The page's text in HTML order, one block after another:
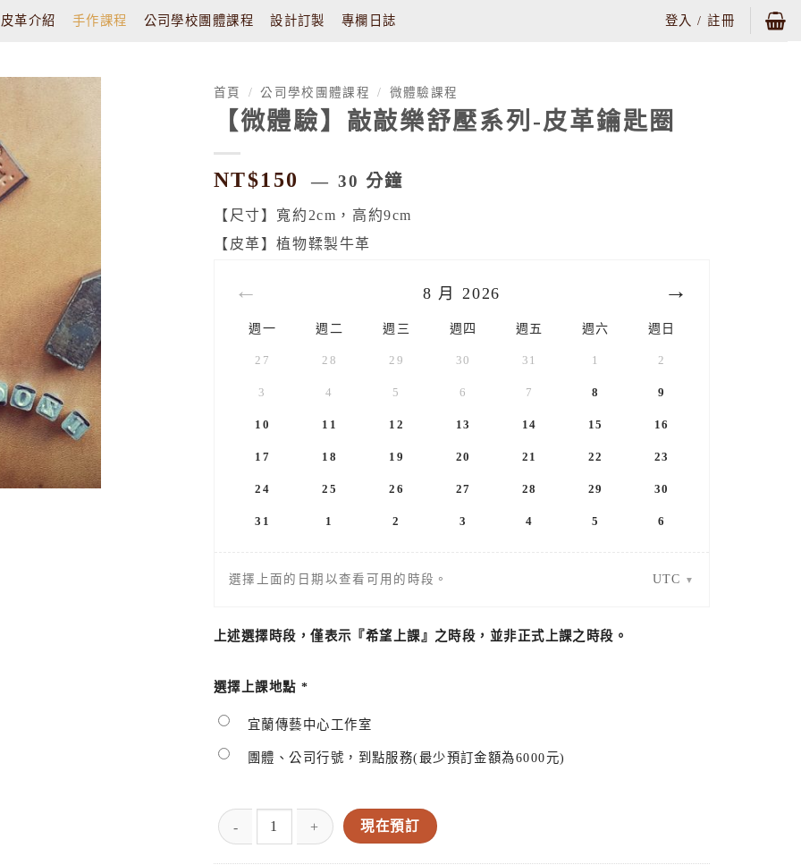
皮革介紹 手作課程 公司學校團體課程 設計訂製 專欄日誌 登入 / 註冊
首頁 / 公司學校團體課程 / 微體驗課程
【微體驗】敲敲樂舒壓系列-皮革鑰匙圈
NT$150 30 分鐘
【尺寸】寬約2cm，高約9cm
【皮革】植物鞣製牛革
8 月 2026
週一 週二 週三 週四 週五 週六 週日
27 28 29 30 31 1 2
3 4 5 6 7 8 9
10 11 12 13 14 15 16
17 18 19 20 21 22 23
24 25 26 27 28 29 30
31 1 2 3 4 5 6
選擇上面的日期以查看可用的時段。 UTC
上述選擇時段，僅表示『希望上課』之時段，並非正式上課之時段。
選擇上課地點 *
宜蘭傳藝中心工作室
團體、公司行號，到點服務(最少預訂金額為6000元)
【微體驗】敲敲樂舒壓系列-皮革鑰匙圈 數量
現在預訂